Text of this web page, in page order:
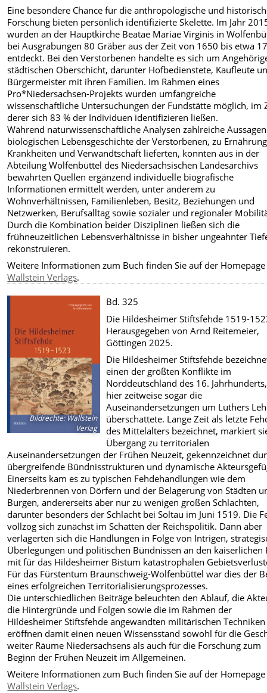
Eine besondere Chance für die anthropologische und
Forschung bieten persönlich identifizierte Skelette. Im Jahr
wurden an der Hauptkirche Beatae Mariae Virginis in
bei Ausgrabungen 80 Gräber aus der Zeit von 1650 bis etwa
entdeckt. Bei den Verstorbenen handelte es sich um
städtischen Oberschicht, darunter Hofbedienstete, Kaufleute
Bürgermeister mit ihren Familien. Im Rahmen eines
Pro*Niedersachsen-Projekts wurden umfangreiche
wissenschaftliche Untersuchungen der Fundstätte möglich, im
derer sich 83 % der Individuen identifizieren ließen.
Während naturwissenschaftliche Analysen zahlreiche
biologischen Lebensgeschichte der Verstorbenen, zu
Krankheiten und Verwandtschaft lieferten, konnten aus in der
Abteilung Wolfenbüttel des Niedersächsischen Landesarchivs
bewahrten Quellen ergänzend individuelle biografische
Informationen ermittelt werden, unter anderem zu
Wohnverhältnissen, Familienleben, Besitz, Beziehungen und
Netzwerken, Berufsalltag sowie sozialer und regionaler
Durch die Kombination beider Disziplinen ließen sich die
frühneuzeitlichen Lebensverhältnisse in bisher ungeahnter
rekonstruieren.
Weitere Informationen zum Buch finden Sie auf der Homepage
Wallstein Verlags.
Bildrechte:Wallstein
Verlag
Bd. 325
Die Hildesheimer Stiftsfehde 1519-
Herausgegeben von Arnd Reitemeier,
Göttingen 2025.
Die Hildesheimer Stiftsfehde
einen der größten Konflikte im
Norddeutschland des 16.
hier zeitweise sogar die
Auseinandersetzungen um Luthers
überschattete. Lange Zeit als letzte
des Mittelalters bezeichnet, markiert
Übergang zu territorialen
Auseinandersetzungen der Frühen Neuzeit, gekennzeichnet
übergreifende Bündnisstrukturen und dynamische
Einerseits kam es zu typischen Fehdehandlungen wie dem
Niederbrennen von Dörfern und der Belagerung von Städten
Burgen, andererseits aber nur zu wenigen großen Schlachten,
darunter besonders der Schlacht bei Soltau im Juni 1519. Die
vollzog sich zunächst im Schatten der Reichspolitik. Dann aber
verlagerten sich die Handlungen in Folge von Intrigen,
Überlegungen und politischen Bündnissen an den kaiserlichen
mit für das Hildesheimer Bistum katastrophalen
Für das Fürstentum Braunschweig-Wolfenbüttel war dies der
eines erfolgreichen Territorialisierungsprozesses.
Die unterschiedlichen Beiträge beleuchten den Ablauf, die
die Hintergründe und Folgen sowie die im Rahmen der
Hildesheimer Stiftsfehde angewandten militärischen
eröffnen damit einen neuen Wissensstand sowohl für die
weiter Räume Niedersachsens als auch für die Forschung zum
Beginn der Frühen Neuzeit im Allgemeinen.
Weitere Informationen zum Buch finden Sie auf der Homepage
Wallstein Verlags.